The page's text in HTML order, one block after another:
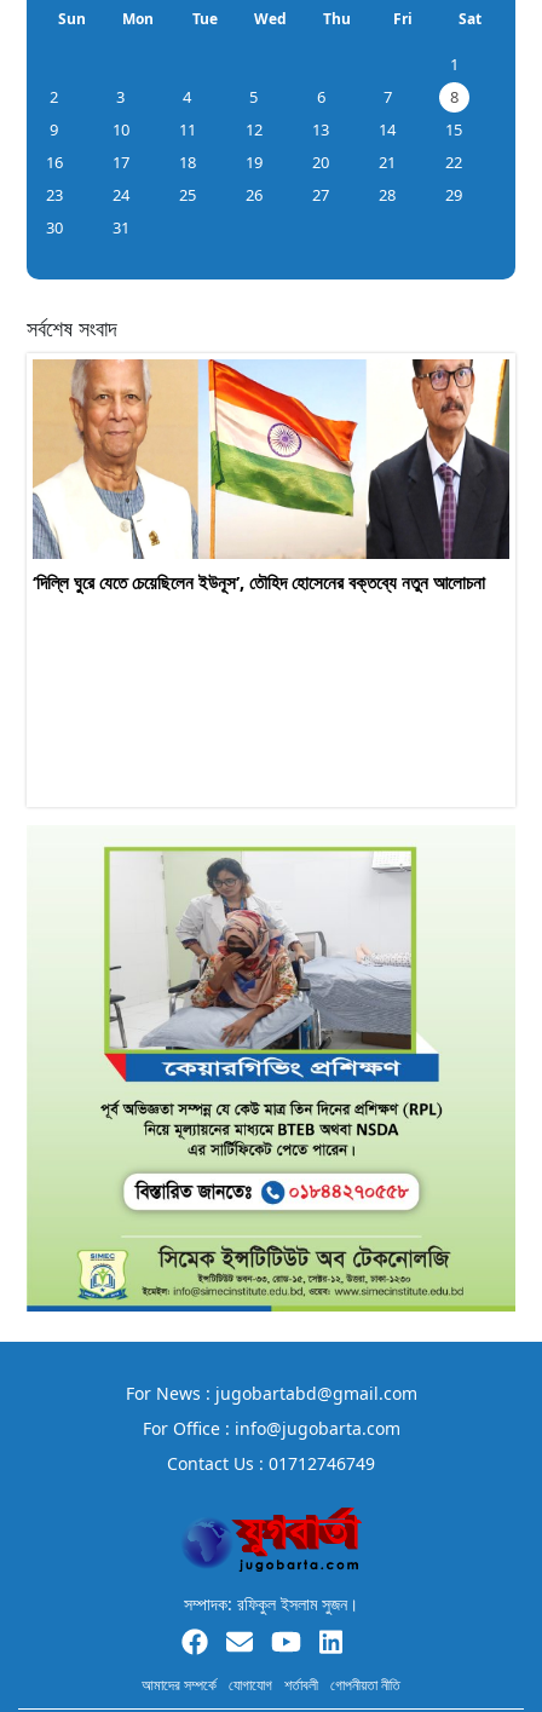
Sun Mon Tue Wed Thu Fri Sat
1
2
3 4 5 6 7
8
9
10 11 12 13 14
15
16
17 18 19 20 21
22
23
24 25 26 27 28
29
30
31
সর্বশেষ সংবাদ
‘দিল্লি ঘুরে যেতে চেয়েছিলেন ইউনূস’, তৌহিদ হোসেনের বক্তব্যে নতুন আলোচনা
For News : jugobartabd@gmail.com
For Office : info@jugobarta.com
Contact Us : 01712746749
সম্পাদক: রফিকুল ইসলাম সুজন।
আমাদের সম্পর্কে যোগাযোগ শর্তাবলী গোপনীয়তা নীতি